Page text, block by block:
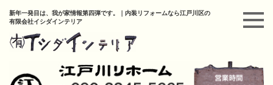
新年一発目は、我が家情報第四弾です。｜内装リフォームなら江戸川区の
有限会社イシダインテリア